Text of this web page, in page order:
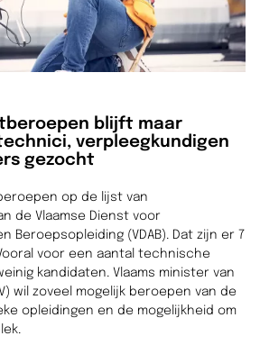
blijft maar
verpleegkundigen
gezocht
op de lijst van
de Vlaamse Dienst voor
Beroepsopleiding (VDAB). Dat zijn er 7
voor een aantal technische
kandidaten. Vlaams minister van
wil zoveel mogelijk beroepen van de
opleidingen en de mogelijkheid om